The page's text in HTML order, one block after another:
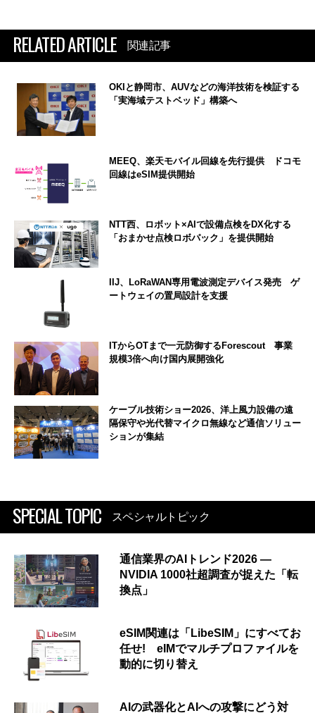
RELATED ARTICLE 関連記事
OKIと静岡市、AUVなどの海洋技術を検証する
「実海域テストベッド」構築へ
MEEQ、楽天モバイル回線を先行提供 ドコモ
回線はeSIM提供開始
NTT西、ロボット×AIで設備点検をDX化する
「おまかせ点検ロボパック」を提供開始
IIJ、LoRaWAN専用電波測定デバイス発売 ゲ
ートウェイの置局設計を支援
ITからOTまで一元防御するForescout 事業
規模3倍へ向け国内展開強化
ケーブル技術ショー2026、洋上風力設備の遠
隔保守や光代替マイクロ無線など通信ソリュー
ションが集結
SPECIAL TOPIC スペシャルトピック
通信業界のAIトレンド2026 ―
NVIDIA 1000社超調査が捉えた「転
換点」
eSIM関連は「LibeSIM」にすべてお
任せ! eIMでマルチプロファイルを
動的に切り替え
AIの武器化とAIへの攻撃にどう対